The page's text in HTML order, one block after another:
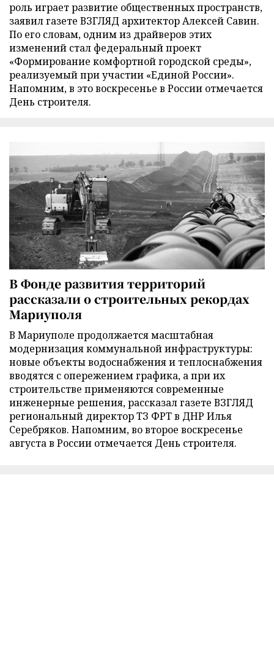
роль играет развитие общественных пространств,
заявил газете ВЗГЛЯД архитектор Алексей Савин.
По его словам, одним из драйверов этих
изменений стал федеральный проект
«Формирование комфортной городской среды»,
реализуемый при участии «Единой России».
Напомним, в это воскресенье в России отмечается
День строителя.
В Фонде развития территорий
рассказали о строительных рекордах
Мариуполя
В Мариуполе продолжается масштабная
модернизация коммунальной инфраструктуры:
новые объекты водоснабжения и теплоснабжения
вводятся с опережением графика, а при их
строительстве применяются современные
инженерные решения, рассказал газете ВЗГЛЯД
региональный директор ТЗ ФРТ в ДНР Илья
Серебряков. Напомним, во второе воскресенье
августа в России отмечается День строителя.